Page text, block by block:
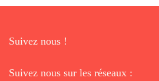
Suivez nous !
Suivez nous sur les réseaux :